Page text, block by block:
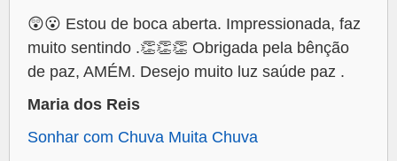
😲😮 Estou de boca aberta. Impressionada, faz
muito sentindo .👏👏👏 Obrigada pela bênção
de paz, AMÉM. Desejo muito luz saúde paz .
Maria dos Reis
Sonhar com Chuva Muita Chuva